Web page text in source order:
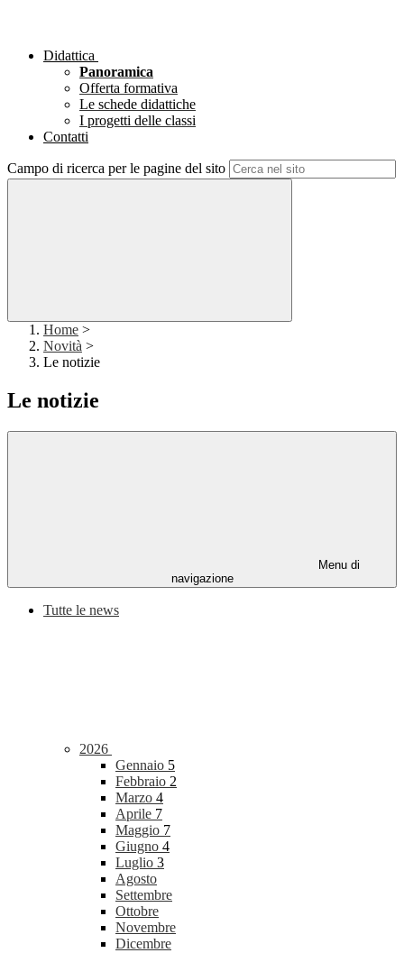
Didattica
Panoramica
Offerta formativa
Le schede didattiche
I progetti delle classi
Contatti
Campo di ricerca per le pagine del sito
Home >
Novità >
Le notizie
Le notizie
Menu di
navigazione
Tutte le news
2026
Gennaio 5
Febbraio 2
Marzo 4
Aprile 7
Maggio 7
Giugno 4
Luglio 3
Agosto
Settembre
Ottobre
Novembre
Dicembre